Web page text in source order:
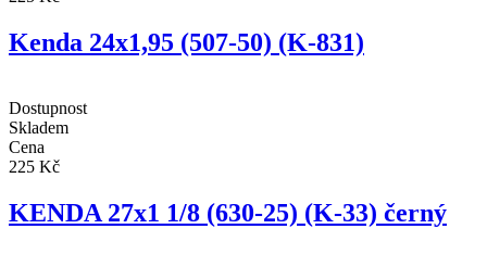
Kenda 24x1,95 (507-50) (K-831)
Dostupnost
Skladem
Cena
225 Kč
KENDA 27x1 1/8 (630-25) (K-33) černý